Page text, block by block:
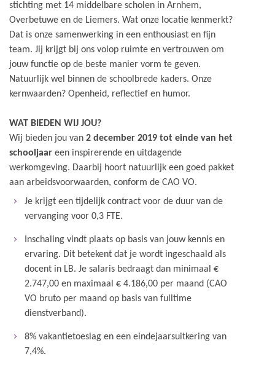
stichting met 14 middelbare scholen in Arnhem,
Overbetuwe en de Liemers. Wat onze locatie kenmerkt?
Dat is onze samenwerking in een enthousiast en fijn
team. Jij krijgt bij ons volop ruimte en vertrouwen om
jouw functie op de beste manier vorm te geven.
Natuurlijk wel binnen de schoolbrede kaders. Onze
kernwaarden? Openheid, reflectief en humor.
WAT BIEDEN WIJ JOU?
Wij bieden jou van 2 december 2019 tot einde van het
schooljaar een inspirerende en uitdagende
werkomgeving. Daarbij hoort natuurlijk een goed pakket
aan arbeidsvoorwaarden, conform de CAO VO.
Je krijgt een tijdelijk contract voor de duur van de
vervanging voor 0,3 FTE.
Inschaling vindt plaats op basis van jouw kennis en
ervaring. Dit betekent dat je wordt ingeschaald als
docent in LB. Je salaris bedraagt dan minimaal €
2.747,00 en maximaal € 4.186,00 per maand (CAO
VO bruto per maand op basis van fulltime
dienstverband).
8% vakantietoeslag en een eindejaarsuitkering van
7,4%.